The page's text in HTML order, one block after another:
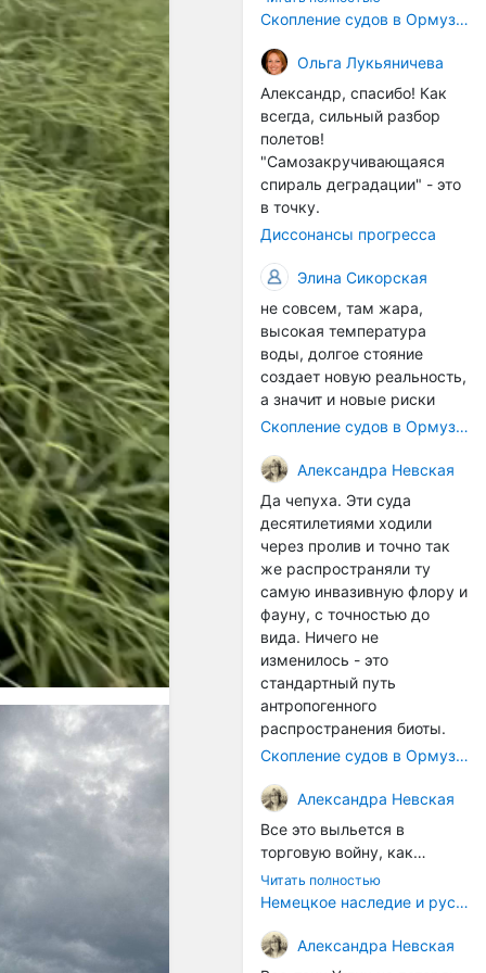
корпусах активно
организмы, и потом они
могут быть перенесены в
другие регионы. Поэтому
проблема вполне реальная
— просто я бы говорила не
о неизбежной катастрофе,
а о повышенном риске,
который нельзя
игнорировать. А так да 👍
Скопление судов в Ормузском проливе грозит катастрофическим распространением инвазивных видов
Ольга Лукьяничева
Александр, спасибо! Как
всегда, сильный разбор
полетов!
"Самозакручивающаяся
спираль деградации" - это
в точку.
Диссонансы прогресса
Элина Сикорская
не совсем, там жара,
высокая температура
воды, долгое стояние
создает новую реальность,
а значит и новые риски
Скопление судов в Ормузском проливе грозит катастрофическим распространением инвазивных видов
Александра Невская
Да чепуха. Эти суда
десятилетиями ходили
через пролив и точно так
же распространяли ту
самую инвазивную флору и
фауну, с точностью до
вида. Ничего не
изменилось - это
стандартный путь
антропогенного
распространения биоты.
Скопление судов в Ормузском проливе грозит катастрофическим распространением инвазивных видов
Александра Невская
Все это выльется в
торговую войну, как
печально известная война
за Адыгейский сыр. Собаки
Когда региональный
продукт начнут делать
Читать полностью
Немецкое наследие и русский характер: история колбасного дела в Российской империи
Александра Невская